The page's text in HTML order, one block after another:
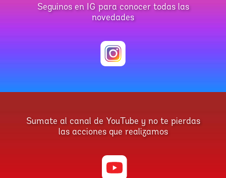
Seguinos en IG para conocer todas las
novedades
Sumate al canal de YouTube y no te pierdas
las acciones que realizamos